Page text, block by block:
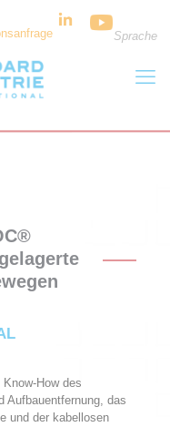
Sprache
How des
Aufbauentfernung, das
und der kabellosen